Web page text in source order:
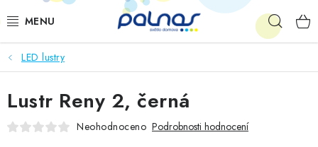
na
OSVĚTLENÍ INTERIÉRU
LED
VENKOVNÍ OSVĚTLENÍ
LED lustry
Lustr Reny 2, černá
Neohodnoceno Podrobnosti hodnocení